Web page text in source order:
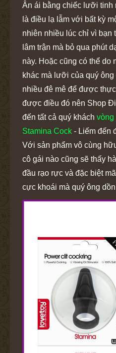
Ân ái bằng chiếc lưỡi tinh
là điều lạ lẫm với bất kỳ
nhiên nhiều lúc chỉ vì bạn
lâm trận mà bỏ qua phút
này. Hoặc cũng có thể do
khác mà lưỡi của quý
nhiều đê mê để được
được điều đó nên Shop
đến tất cả quý khách vòng
Stamina Cock - Liếm đến
Với sản phẩm vô cùng
cô gái nào cũng sẽ thấy
đầu rạo rực và đặc biệt
cực khoái mà quý ông